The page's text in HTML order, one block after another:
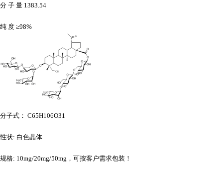
分 子 量 1383.54
纯 度 ≥98%
分子式： C65H106O31
性状: 白色晶体
规格: 10mg/20mg/50mg，可按客户需求包装！